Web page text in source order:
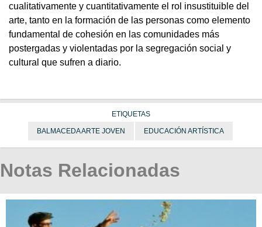
cualitativamente y cuantitativamente el rol insustituible del
arte, tanto en la formación de las personas como elemento
fundamental de cohesión en las comunidades más
postergadas y violentadas por la segregación social y
cultural que sufren a diario.
ETIQUETAS
BALMACEDA ARTE JOVEN EDUCACIÓN ARTÍSTICA
Notas Relacionadas